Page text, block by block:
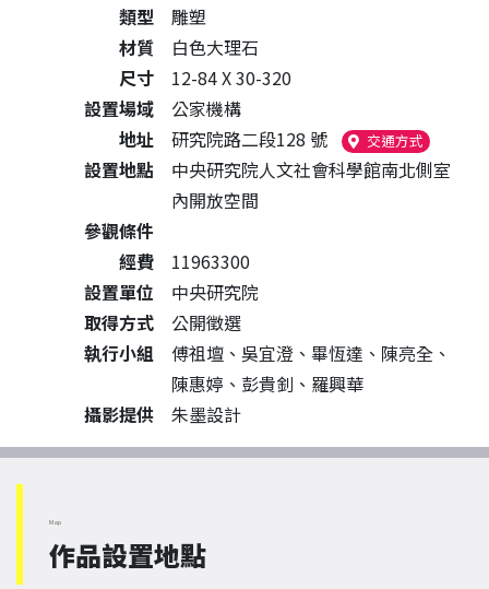
類型
雕塑
材質
白色大理石
尺寸
12-84 X 30-320
設置場域
公家機構
地址
研究院路二段128 號 交通方式（另開新
設置地點
中央研究院人文社會科學館南北側室
內開放空間
參觀條件
經費
11963300
設置單位
中央研究院
取得方式
公開徵選
執行小組
傅祖壇、吳宜澄、畢恆達、陳亮全、
陳惠婷、彭貴釗、羅興華
攝影提供
朱墨設計
Map
作品設置地點